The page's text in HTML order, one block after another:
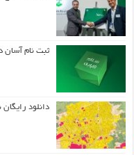
ثبت نام آسان
دانلود رایگان